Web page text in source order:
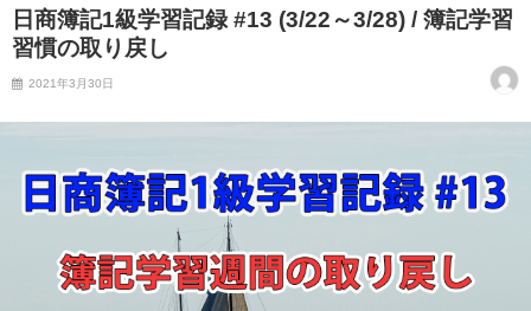
日商簿記1級学習記録 #13 (3/22～3/28) / 簿記学習
習慣の取り戻し
2021年3月30日